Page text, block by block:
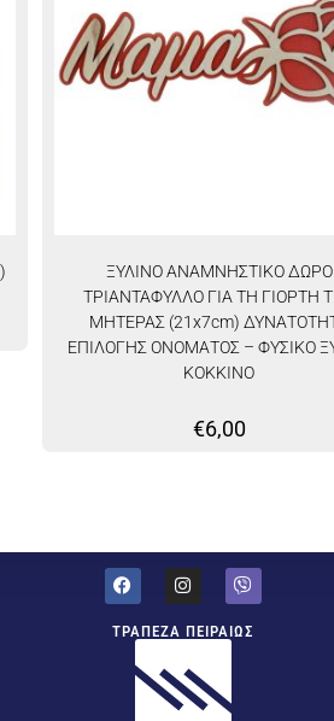
ΞΥΛΙΝΟ ΑΝΑΜΝΗΣΤΙΚΟ ΔΩΡΟ
ΤΡΙΑΝΤΑΦΥΛΛΟ ΓΙΑ ΤΗ ΓΙΟΡΤΗ
ΜΗΤΕΡΑΣ (21x7cm)
ΕΠΙΛΟΓΗΣ ΟΝΟΜΑΤΟΣ – ΦΥΣΙΚΟ
ΚΟΚΚΙΝΟ
€6,00
ΤΡΑΠΕΖΑ ΠΕΙΡΑΙΩΣ